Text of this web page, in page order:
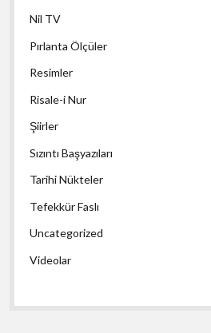
Nil TV
Pırlanta Ölçüler
Resimler
Risale-i Nur
Şiirler
Sızıntı Başyazıları
Tarihi Nükteler
Tefekkür Faslı
Uncategorized
Videolar